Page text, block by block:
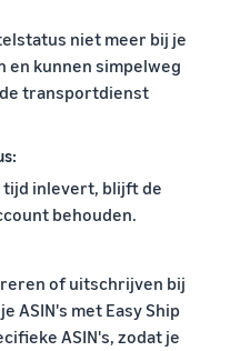
niet meer bij je
en kunnen simpelweg
transportdienst
tijd inlevert, blijft de
behouden.
of uitschrijven bij
ASIN's met Easy Ship
ASIN's, zodat je